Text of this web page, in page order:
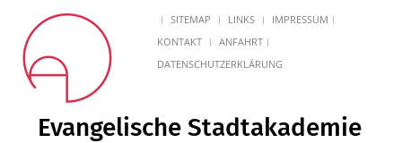
SITEMAP LINKS
IMPRESSUM
KONTAKT
ANFAHRT
DATENSCHUTZERKLÄRUNG
Evangelische Stadtakademie